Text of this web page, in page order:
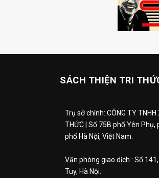
SÁCH THIỆN TRI
Trụ sở chính: CÔNG TY TNHH
THỨC | Số 75B phố Yên
phố Hà Nội, Việt Nam.
Văn phòng giao dịch : Số
Tuy, Hà Nội.